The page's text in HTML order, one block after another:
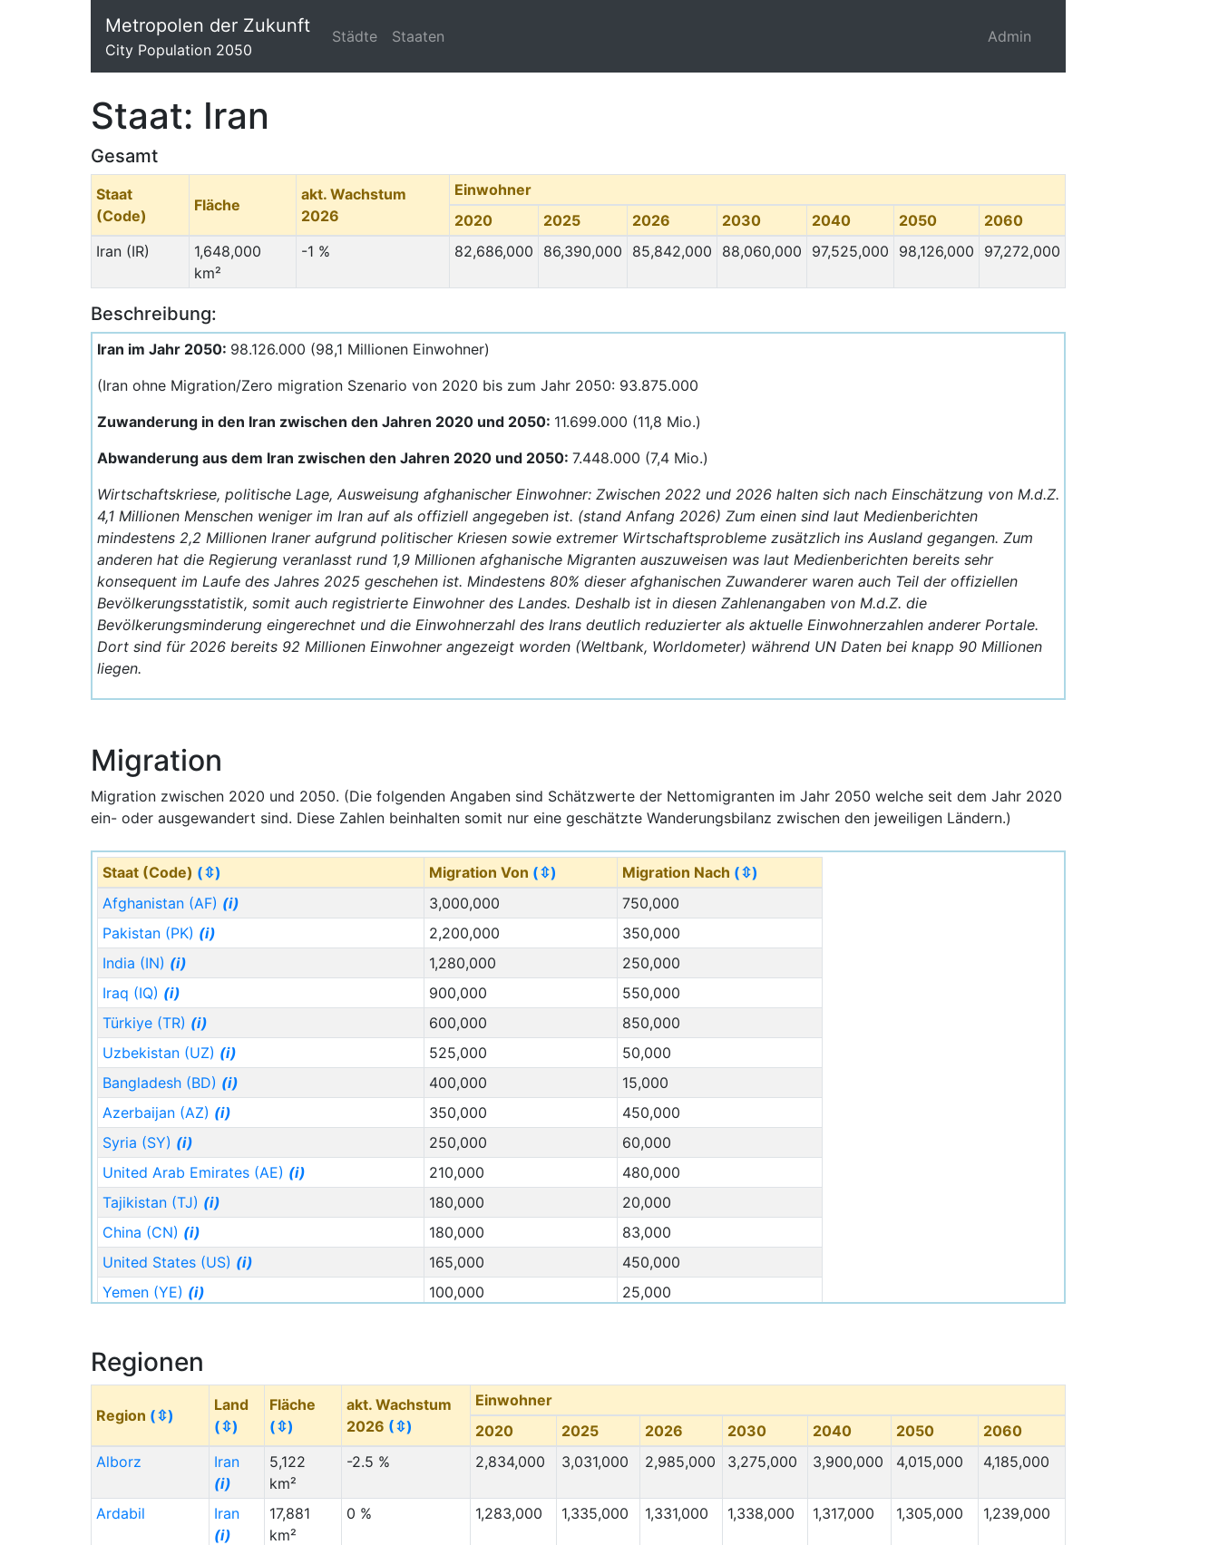
Metropolen der Zukunft
City Population 2050
Städte Staaten Admin
Staat: Iran
Gesamt
Staat
(Code)
Fläche
akt. Wachstum
2026
Einwohner
2020
2025 2026 2030 2040 2050
2060
Iran (IR)
1,648,000
km²
-1 % 82,686,000 86,390,000 85,842,000 88,060,000 97,525,000 98,126,000 97,272,000
Beschreibung:
Iran im Jahr 2050: 98.126.000 (98,1 Millionen Einwohner)
(Iran ohne Migration/Zero migration Szenario von 2020 bis zum Jahr 2050: 93.875.000
Zuwanderung in den Iran zwischen den Jahren 2020 und 2050: 11.699.000 (11,8 Mio.)
Abwanderung aus dem Iran zwischen den Jahren 2020 und 2050: 7.448.000 (7,4 Mio.)
Wirtschaftskriese, politische Lage, Ausweisung afghanischer Einwohner: Zwischen 2022 und 2026 halten sich nach Einschätzung von M.d.Z.
4,1 Millionen Menschen weniger im Iran auf als offiziell angegeben ist. (stand Anfang 2026) Zum einen sind laut Medienberichten
mindestens 2,2 Millionen Iraner aufgrund politischer Kriesen sowie extremer Wirtschaftsprobleme zusätzlich ins Ausland gegangen. Zum
anderen hat die Regierung veranlasst rund 1,9 Millionen afghanische Migranten auszuweisen was laut Medienberichten bereits sehr
konsequent im Laufe des Jahres 2025 geschehen ist. Mindestens 80% dieser afghanischen Zuwanderer waren auch Teil der offiziellen
Bevölkerungsstatistik, somit auch registrierte Einwohner des Landes. Deshalb ist in diesen Zahlenangaben von M.d.Z. die
Bevölkerungsminderung eingerechnet und die Einwohnerzahl des Irans deutlich reduzierter als aktuelle Einwohnerzahlen anderer Portale.
Dort sind für 2026 bereits 92 Millionen Einwohner angezeigt worden (Weltbank, Worldometer) während UN Daten bei knapp 90 Millionen
liegen.
Migration
Migration zwischen 2020 und 2050. (Die folgenden Angaben sind Schätzwerte der Nettomigranten im Jahr 2050 welche seit dem Jahr 2020
ein- oder ausgewandert sind. Diese Zahlen beinhalten somit nur eine geschätzte Wanderungsbilanz zwischen den jeweiligen Ländern.)
Staat (Code) (⇳) Migration Von (⇳) Migration Nach (⇳)
Afghanistan (AF) (i) 3,000,000
750,000
Pakistan (PK) (i) 2,200,000
350,000
India (IN) (i) 1,280,000
250,000
Iraq (IQ) (i) 900,000
550,000
Türkiye (TR) (i) 600,000
850,000
Uzbekistan (UZ) (i) 525,000
50,000
Bangladesh (BD) (i) 400,000
15,000
Azerbaijan (AZ) (i) 350,000
450,000
Syria (SY) (i) 250,000
60,000
United Arab Emirates (AE) (i) 210,000
480,000
Tajikistan (TJ) (i) 180,000
20,000
China (CN) (i) 180,000
83,000
United States (US) (i) 165,000
450,000
Yemen (YE) (i) 100,000
25,000
Staat (Code)(⇳)
Sudan (SD)(i) 100,000
3,000
Ethiopia (ET)
100,000
3,000
Indonesia (ID)(i) 80,000
20,000
Egypt (EG)
60,000
22,000
Germany (DE)(i) 55,000
400,000
Saudi Arabia (SA)(i)
Regionen
Region (⇳)
Land
(⇳)
Fläche
(⇳)
akt. Wachstum
2026 (⇳)
Einwohner
2020
2025 2026 2030 2040 2050
2060
Alborz
Iran
(i)
5,122
km²
-2.5 % 2,834,000 3,031,000 2,985,000 3,275,000 3,900,000 4,015,000 4,185,000
Ardabil
Iran
(i)
17,881
km²
0 % 1,283,000 1,335,000 1,331,000 1,338,000 1,317,000 1,305,000 1,239,000